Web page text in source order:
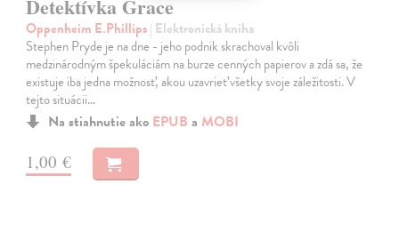
Detektívka Grace
Oppenheim E.Phillips| Elektronická kniha
Stephen Pryde je na dne - jeho podnik skrachoval kvôli
medzinárodným špekuláciám na burze cenných papierov a zdá sa, že
existuje iba jedna možnosť, akou uzavrieť všetky svoje záležitosti. V
tejto situácii…
Na stiahnutie ako EPUB a MOBI
1,00 €